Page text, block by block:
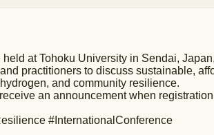
held at Tohoku University in Sendai,
practitioners to discuss sustainable,
and community resilience.
an announcement when
#InternationalConference